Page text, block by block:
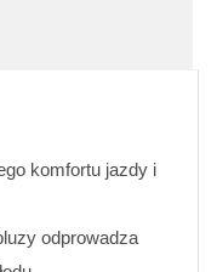
komfortu jazdy i
odprowadza